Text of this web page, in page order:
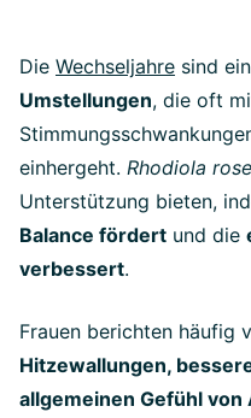
Die Wechseljahre sind
Umstellungen, die oft
einhergeht. Rhodiola
Unterstützung bieten,
Balance fördert und die
verbessert.
Frauen berichten häufig
Hitzewallungen,
allgemeinen Gefühl